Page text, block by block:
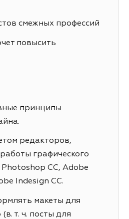
смежных профессий
повысить
принципы
редакторов,
графического
CC, Adobe
Indesign CC.
макеты для
т. ч. посты для